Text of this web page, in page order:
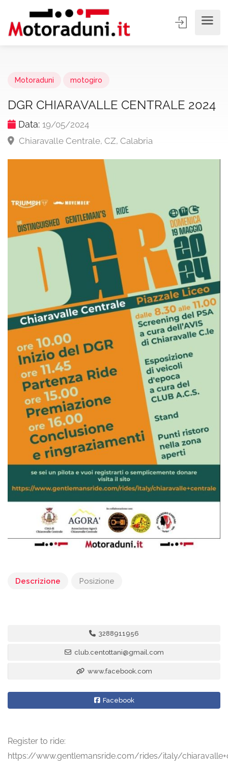
Motoraduni motogiro
DGR CHIARAVALLE CENTRALE 2024
Data: 19/05/2024
Chiaravalle Centrale, CZ, Calabria
Descrizione Posizione
3288911956
club.centottani@gmail.com
www.facebook.com
Facebook
Register to ride:
https://www.gentlemansride.com/rides/italy/